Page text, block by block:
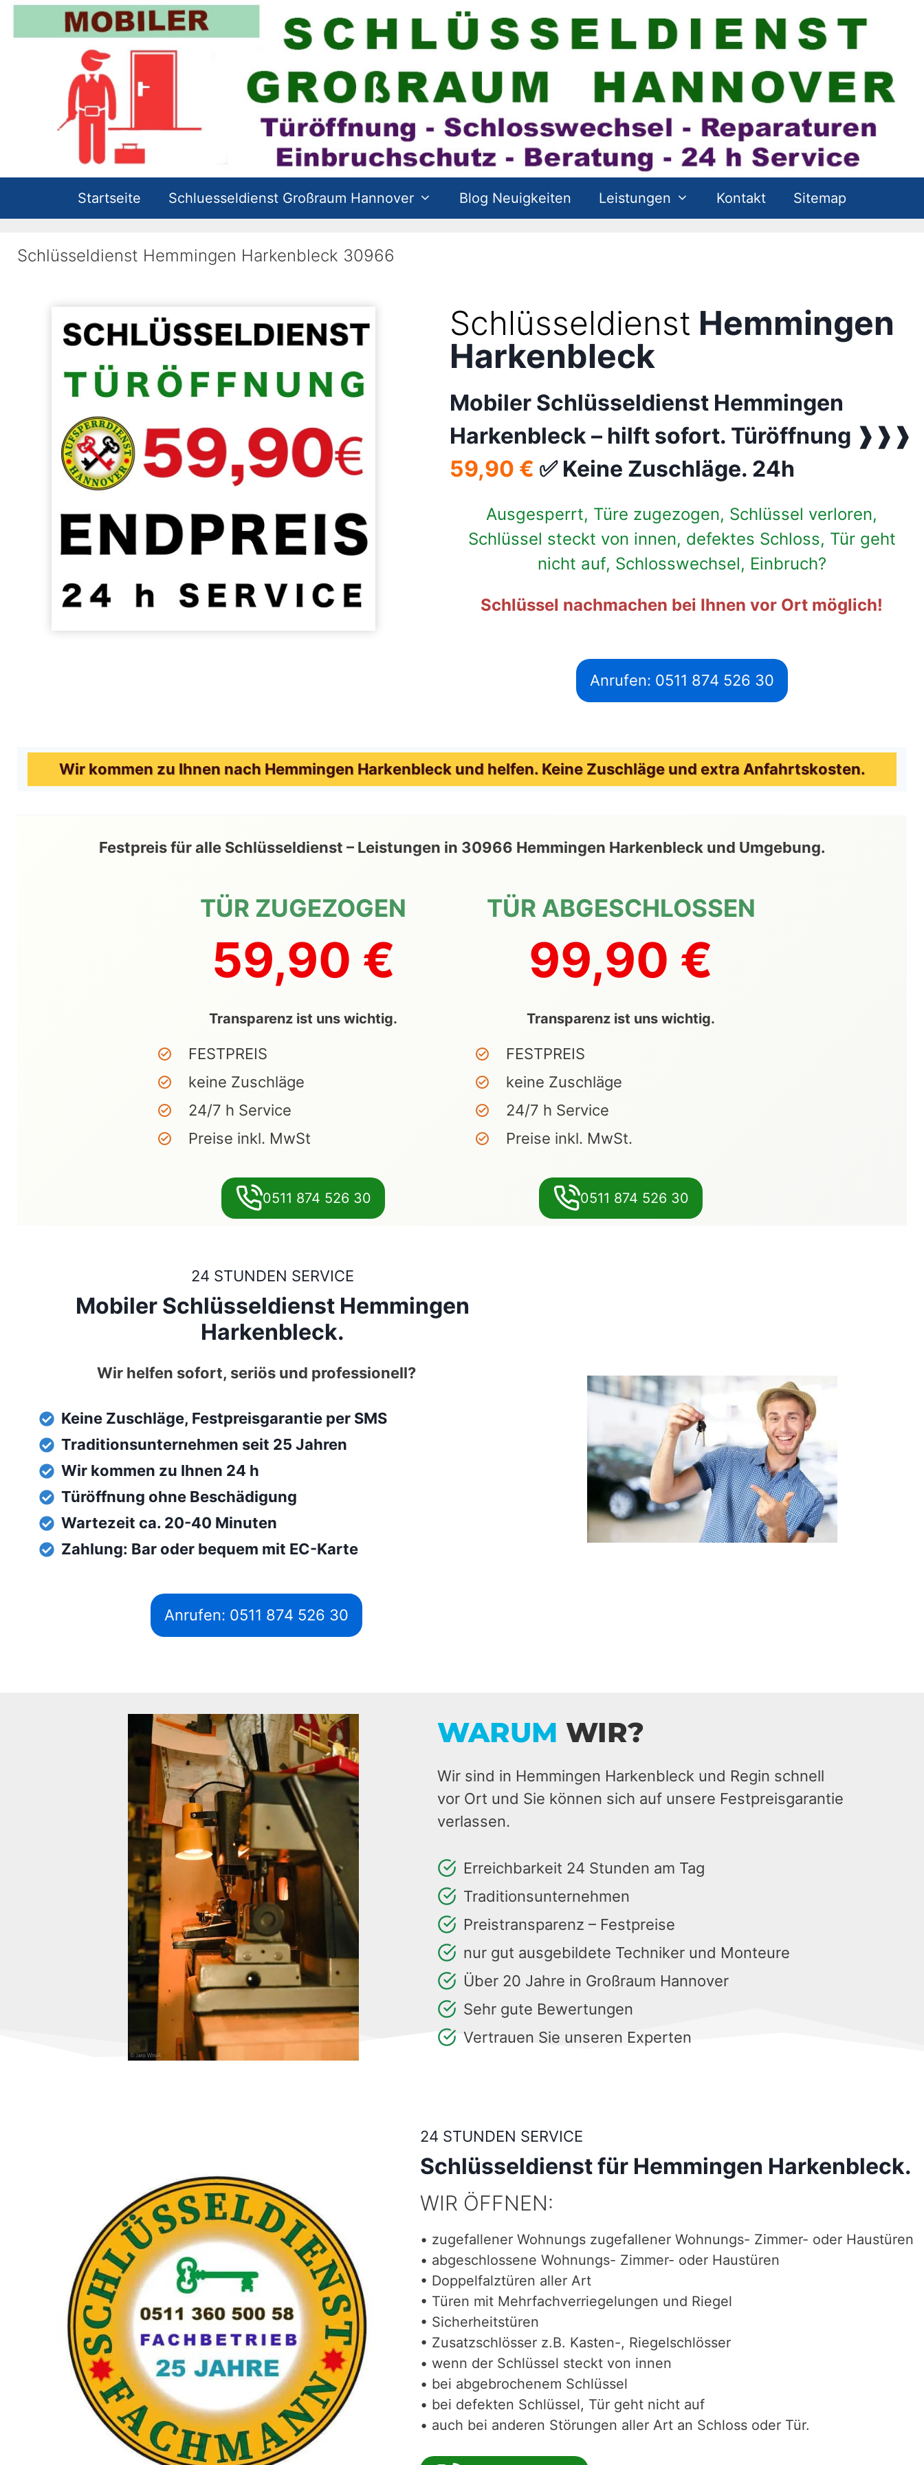
Zum
Inhalt
Startseite Schluesseldienst Großraum Hannover Blog Neuigkeiten Leistungen Kontakt Sitemap
Schlüsseldienst Hemmingen Harkenbleck 30966
Schlüsseldienst Hemmingen
Harkenbleck
Mobiler Schlüsseldienst Hemmingen
Harkenbleck – hilft sofort. Türöffnung ❱❱❱
59,90 € ✅ Keine Zuschläge. 24h
Ausgesperrt, Türe zugezogen, Schlüssel verloren,
Schlüssel steckt von innen, defektes Schloss, Tür geht
nicht auf, Schlosswechsel, Einbruch?
Schlüssel nachmachen bei Ihnen vor Ort möglich!
Anrufen: 0511 874 526 30
Wir kommen zu Ihnen nach Hemmingen Harkenbleck und helfen. Keine Zuschläge und extra Anfahrtskosten.
Festpreis für alle Schlüsseldienst – Leistungen in 30966 Hemmingen Harkenbleck und Umgebung.
TÜR ZUGEZOGEN
59,90 €
Transparenz ist uns wichtig.
FESTPREIS
keine Zuschläge
24/7 h Service
Preise inkl. MwSt
0511 874 526 30
TÜR ABGESCHLOSSEN
99,90 €
Transparenz ist uns wichtig.
FESTPREIS
keine Zuschläge
24/7 h Service
Preise inkl. MwSt.
0511 874 526 30
24 STUNDEN SERVICE
Mobiler Schlüsseldienst Hemmingen
Harkenbleck.
Wir helfen sofort, seriös und professionell?
Keine Zuschläge, Festpreisgarantie per SMS
Traditionsunternehmen seit 25 Jahren
Wir kommen zu Ihnen 24 h
Türöffnung ohne Beschädigung
Wartezeit ca. 20-40 Minuten
Zahlung: Bar oder bequem mit EC-Karte
Anrufen: 0511 874 526 30
WARUM WIR?
Wir sind in Hemmingen Harkenbleck und Regin schnell
vor Ort und Sie können sich auf unsere Festpreisgarantie
verlassen.
Erreichbarkeit 24 Stunden am Tag
Traditionsunternehmen
Preistransparenz – Festpreise
nur gut ausgebildete Techniker und Monteure
Über 20 Jahre in Großraum Hannover
Sehr gute Bewertungen
Vertrauen Sie unseren Experten
24 STUNDEN SERVICE
Schlüsseldienst für Hemmingen Harkenbleck.
WIR ÖFFNEN:
• zugefallener Wohnungs zugefallener Wohnungs- Zimmer- oder Haustüren
• abgeschlossene Wohnungs- Zimmer- oder Haustüren
• Doppelfalztüren aller Art
• Türen mit Mehrfachverriegelungen und Riegel
• Sicherheitstüren
• Zusatzschlösser z.B. Kasten-, Riegelschlösser
• wenn der Schlüssel steckt von innen
• bei abgebrochenem Schlüssel
• bei defekten Schlüssel, Tür geht nicht auf
• auch bei anderen Störungen aller Art an Schloss oder Tür.